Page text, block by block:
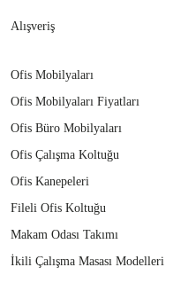
Alışveriş
Ofis Mobilyaları
Ofis Mobilyaları Fiyatları
Ofis Büro Mobilyaları
Ofis Çalışma Koltuğu
Ofis Kanepeleri
Fileli Ofis Koltuğu
Makam Odası Takımı
İkili Çalışma Masası Modelleri